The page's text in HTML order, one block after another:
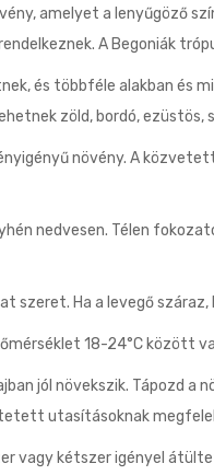
amelyet a lenyűgöző
A Begoniák
és többféle alakban és
zöld, bordó, ezüstös,
növény. A
nedvesen. Télen
szeret. Ha a levegő
18-24°C között
jól növekszik. Tápozd
utasításoknak
vagy kétszer igényel